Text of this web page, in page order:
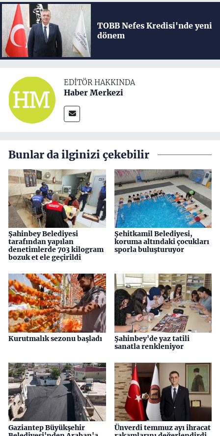
TOBB Nefes Kredisi'nde yeni
dönem
EDITÖR HAKKINDA
Haber Merkezi
Bunlar da ilginizi çekebilir
Şahinbey Belediyesi
tarafından yapılan
denetimlerde 703 kilogram
bozuk et ele geçirildi
Şehitkamil Belediyesi,
koruma altındaki çocukları
sporla buluşturuyor
Kurutmalık sezonu başladı
Şahinbey'de yaz tatili
sanatla renkleniyor
Gaziantep Büyükşehir
Ünverdi temmuz ayı ihracat